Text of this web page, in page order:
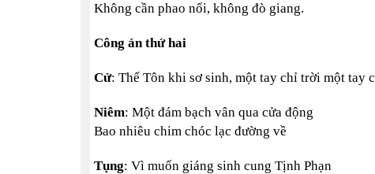
Không cần phao nổi, không đò giang.
Công án thứ hai
Cử: Thế Tôn khi sơ sinh, một tay chỉ trời một tay
Niêm: Một đám bạch vân qua cửa động
Bao nhiêu chim chóc lạc đường về
Tụng: Vì muốn giáng sinh cung Tịnh Phạn